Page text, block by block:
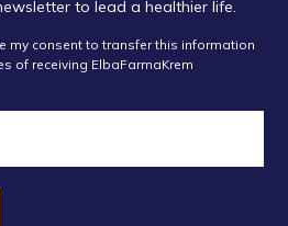
to lead a healthier life.
my consent to transfer this information
of receiving ElbaFarmaKrem